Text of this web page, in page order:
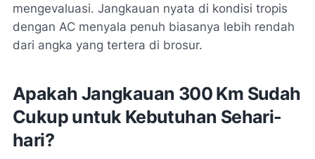
mengevaluasi. Jangkauan nyata di kondisi tropis
dengan AC menyala penuh biasanya lebih rendah
dari angka yang tertera di brosur.
Apakah Jangkauan 300 Km Sudah
Cukup untuk Kebutuhan Sehari-
hari?